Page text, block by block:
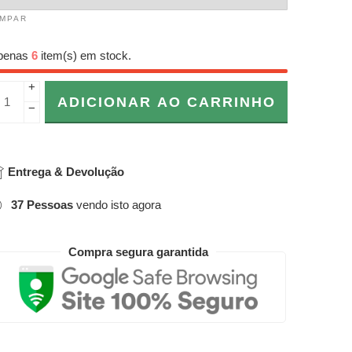
6 item(s) em stock.
+
−
ADICIONAR AO CARRINHO
Entrega & Devolução
37 Pessoas vendo isto agora
Compra segura garantida